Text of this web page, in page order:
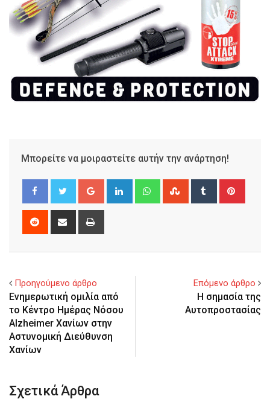
Μπορείτε να μοιραστείτε αυτήν την ανάρτηση!
Google+ LinkedIn WhatsappStumbleUpon
Tumblr
Reddit
Share
Προηγούμενο άρθρο
Ενημερωτική ομιλία από
το Κέντρο Ημέρας Νόσου
Alzheimer Χανίων στην
Αστυνομική Διεύθυνση
Χανίων
Επόμενο άρθρο
Η σημασία της
Αυτοπροστασίας
Σχετικά Άρθρα